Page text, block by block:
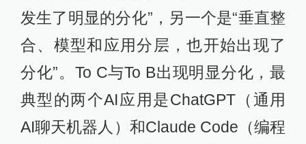
发生了明显的分化”，另一个是“垂直整
合、模型和应用分层，也开始出现了
分化”。To C与To B出现明显分化，最
典型的两个AI应用是ChatGPT（通用
AI聊天机器人）和Claude Code（编程